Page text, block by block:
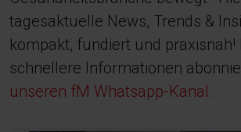
tagesaktuelle News, Trends &
kompakt, fundiert und praxisnah!
schnellere Informationen
unseren fM Whatsapp-Kanal.